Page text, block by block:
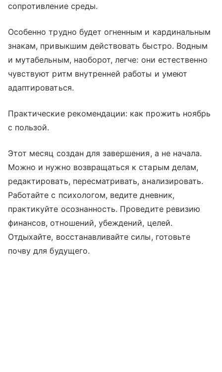
сопротивление среды.
Особенно трудно будет огненным и кардинальным
знакам, привыкшим действовать быстро. Водным
и мутабельным, наоборот, легче: они естественно
чувствуют ритм внутренней работы и умеют
адаптироваться.
Практические рекомендации: как прожить ноябрь
с пользой.
Этот месяц создан для завершения, а не начала.
Можно и нужно возвращаться к старым делам,
редактировать, пересматривать, анализировать.
Работайте с психологом, ведите дневник,
практикуйте осознанность. Проведите ревизию
финансов, отношений, убеждений, целей.
Отдыхайте, восстанавливайте силы, готовьте
почву для будущего.